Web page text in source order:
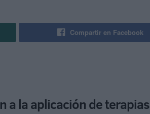
Compartir en Facebook
a la aplicación de terapias